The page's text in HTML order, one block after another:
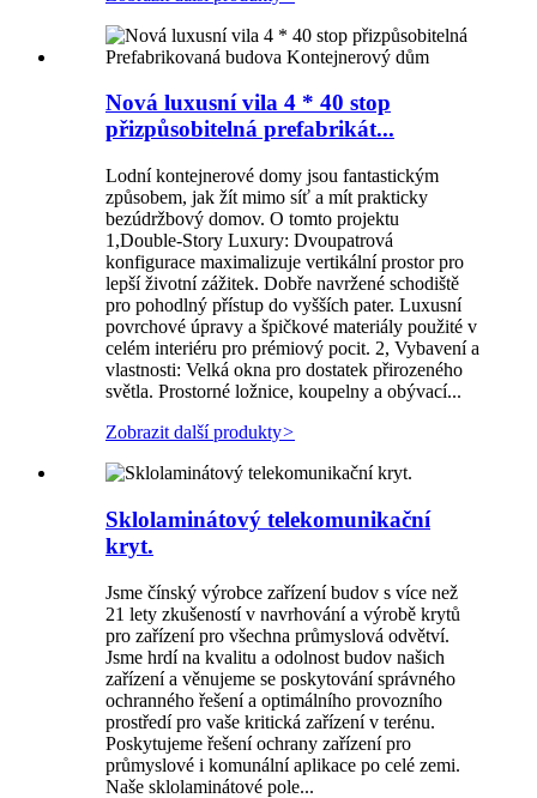
Nová luxusní vila 4 * 40 stop
přizpůsobitelná prefabrikát...
Lodní kontejnerové domy jsou fantastickým
způsobem, jak žít mimo síť a mít prakticky
bezúdržbový domov. O tomto projektu
1,Double-Story Luxury: Dvoupatrová
konfigurace maximalizuje vertikální prostor pro
lepší životní zážitek. Dobře navržené schodiště
pro pohodlný přístup do vyšších pater. Luxusní
povrchové úpravy a špičkové materiály použité v
celém interiéru pro prémiový pocit. 2, Vybavení a
vlastnosti: Velká okna pro dostatek přirozeného
světla. Prostorné ložnice, koupelny a obývací...
Zobrazit další produkty>
Sklolaminátový telekomunikační
kryt.
Jsme čínský výrobce zařízení budov s více než
21 lety zkušeností v navrhování a výrobě krytů
pro zařízení pro všechna průmyslová odvětví.
Jsme hrdí na kvalitu a odolnost budov našich
zařízení a věnujeme se poskytování správného
ochranného řešení a optimálního provozního
prostředí pro vaše kritická zařízení v terénu.
Poskytujeme řešení ochrany zařízení pro
průmyslové i komunální aplikace po celé zemi.
Naše sklolaminátové pole...